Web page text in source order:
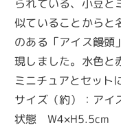
られている、小豆と
似ていることからと
のある「アイス饅頭
現しました。水色と
ミニチュアとセット
サイズ（約）：ア
状態 W4×H5.5cm